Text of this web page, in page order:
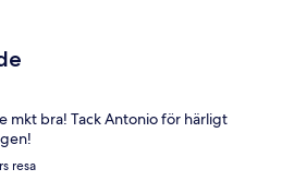
mkt bra! Tack Antonio för härligt
resa